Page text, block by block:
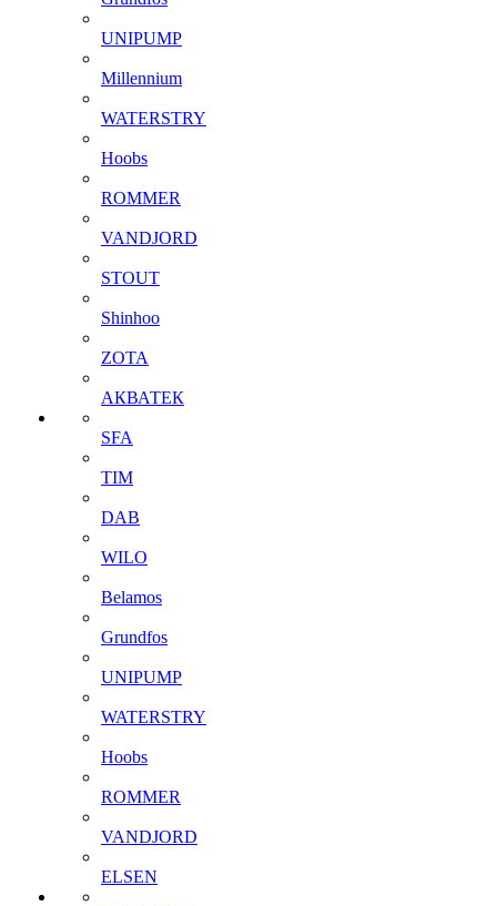
UNIPUMP
Millennium
WATERSTRY
Hoobs
ROMMER
VANDJORD
STOUT
Shinhoo
ZOTA
АКВАТЕК
SFA
TIM
DAB
WILO
Belamos
Grundfos
UNIPUMP
WATERSTRY
Hoobs
ROMMER
VANDJORD
ELSEN